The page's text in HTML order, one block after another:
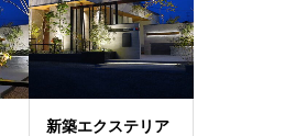
新築エクステリア